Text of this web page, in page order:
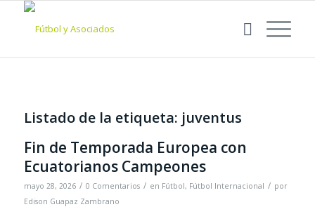
Listado de la etiqueta: juventus
Fin de Temporada Europea con
Ecuatorianos Campeones
mayo 28, 2026 / 0 Comentarios / en Fútbol, Fútbol Internacional / por
Edison Guapaz Zambrano